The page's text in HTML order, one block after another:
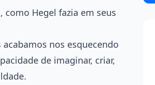
Hegel fazia em seus
nos esquecendo
de imaginar, criar,